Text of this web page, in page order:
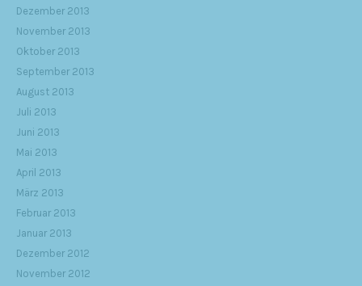
Dezember 2013
November 2013
Oktober 2013
September 2013
August 2013
Juli 2013
Juni 2013
Mai 2013
April 2013
März 2013
Februar 2013
Januar 2013
Dezember 2012
November 2012